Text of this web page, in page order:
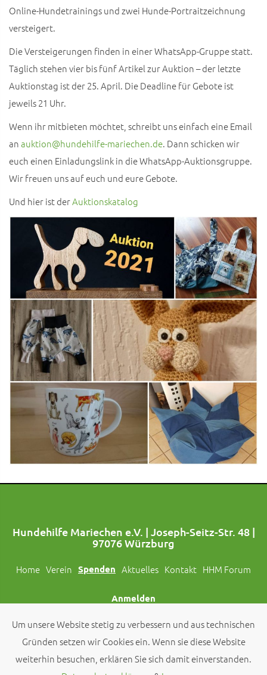
Online-Hundetrainings und zwei Hunde-Portraitzeichnung
versteigert.
Die Versteigerungen finden in einer WhatsApp-Gruppe statt.
Täglich stehen vier bis fünf Artikel zur Auktion – der letzte
Auktionstag ist der 25. April. Die Deadline für Gebote ist
jeweils 21 Uhr.
Wenn ihr mitbieten möchtet, schreibt uns einfach eine Email
anauktion@hundehilfe-mariechen.de. Dann schicken wir
euch einen Einladungslink in die WhatsApp-Auktionsgruppe.
Wir freuen uns auf euch und eure Gebote.
Und hier ist derAuktionskatalog
Hundehilfe Mariechen e.V. | Joseph-Seitz-Str. 48 |
97076 Würzburg
Home Verein Spenden Aktuelles Kontakt HHM Forum
Anmelden
Folgt uns auch auf Social Media!
© 2026 by Hundehilfe Mariechen e.V.
Um unsere Website stetig zu verbessern und aus technischen
Gründen setzen wir Cookies ein. Wenn sie diese Website
weiterhin besuchen, erklären Sie sich damit einverstanden.